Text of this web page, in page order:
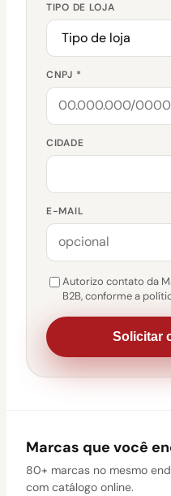
TIPO DE LOJA
CNPJ *
CIDADE
E-MAIL
Autorizo contato da
B2B, conforme a
Solicitar
Marcas que você
80+ marcas no mesmo
com catálogo online.